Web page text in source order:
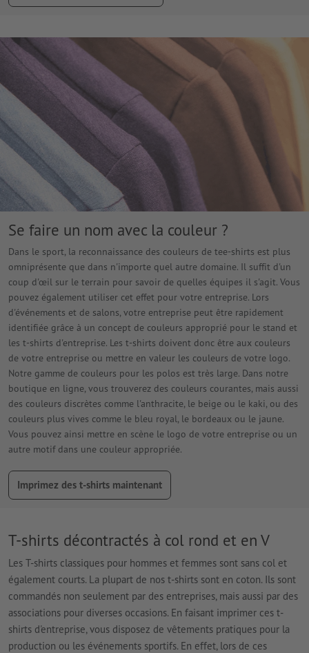
Se faire un nom avec la couleur ?
Dans le sport, la reconnaissance des couleurs de tee-shirts est plus
omniprésente que dans n'importe quel autre domaine. Il suffit d'un
coup d'œil sur le terrain pour savoir de quelles équipes il s'agit. Vous
pouvez également utiliser cet effet pour votre entreprise. Lors
d'événements et de salons, votre entreprise peut être rapidement
identifiée grâce à un concept de couleurs approprié pour le stand et
les t-shirts d'entreprise. Les t-shirts doivent donc être aux couleurs
de votre entreprise ou mettre en valeur les couleurs de votre logo.
Notre gamme de couleurs pour les polos est très large. Dans notre
boutique en ligne, vous trouverez des couleurs courantes, mais aussi
des couleurs discrètes comme l'anthracite, le beige ou le kaki, ou des
couleurs plus vives comme le bleu royal, le bordeaux ou le jaune.
Vous pouvez ainsi mettre en scène le logo de votre entreprise ou un
autre motif dans une couleur appropriée.
Imprimez des t-shirts maintenant
T-shirts décontractés à col rond et en V
Les T-shirts classiques pour hommes et femmes sont sans col et
également courts. La plupart de nos t-shirts sont en coton. Ils sont
commandés non seulement par des entreprises, mais aussi par des
associations pour diverses occasions. En faisant imprimer ces t-
shirts d'entreprise, vous disposez de vêtements pratiques pour la
production ou les événements sportifs. En effet, lors de ces